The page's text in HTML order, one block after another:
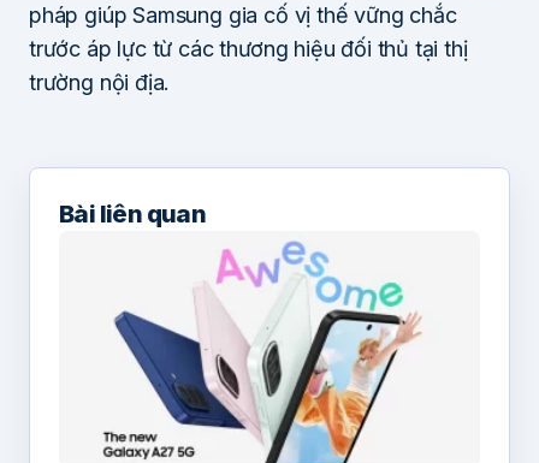
pháp giúp Samsung gia cố vị thế vững chắc
trước áp lực từ các thương hiệu đối thủ tại thị
trường nội địa.
Bài liên quan